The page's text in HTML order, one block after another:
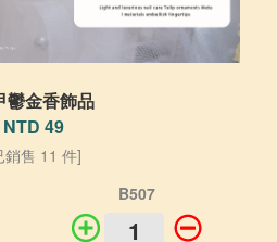
鬱金香飾品
NTD 49
銷售 11 件]
B507